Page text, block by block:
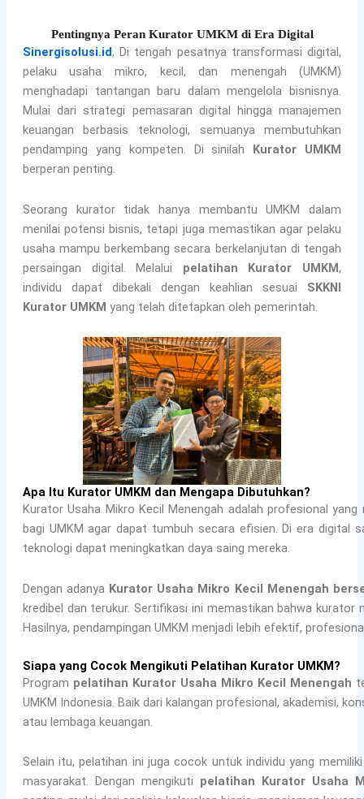
Pentingnya Peran Kurator UMKM di Era Digital
Sinergisolusi.id,Di tengah pesatnya transformasi digital,
pelaku usaha mikro, kecil, dan menengah (UMKM)
menghadapi tantangan baru dalam mengelola bisnisnya.
Mulai dari strategi pemasaran digital hingga manajemen
keuangan berbasis teknologi, semuanya membutuhkan
pendamping yang kompeten. Di sinilah Kurator UMKM
berperan penting.
Seorang kurator tidak hanya membantu UMKM dalam
menilai potensi bisnis, tetapi juga memastikan agar pelaku
usaha mampu berkembang secara berkelanjutan di tengah
persaingan digital. Melalui pelatihan Kurator UMKM,
individu dapat dibekali dengan keahlian sesuai SKKNI
Kurator UMKM yang telah ditetapkan oleh pemerintah.
Apa Itu Kurator UMKM dan Mengapa Dibutuhkan?
Kurator Usaha Mikro Kecil Menengah adalah profesional
bagi UMKM agar dapat tumbuh secara efisien. Di era digital
teknologi dapat meningkatkan daya saing mereka.
Dengan adanya Kurator Usaha Mikro Kecil Menengah
kredibel dan terukur. Sertifikasi ini memastikan bahwa kurator
Hasilnya, pendampingan UMKM menjadi lebih efektif,
Siapa yang Cocok Mengikuti Pelatihan Kurator UMKM?
Program pelatihan Kurator Usaha Mikro Kecil Menengah
UMKM Indonesia. Baik dari kalangan profesional, akademisi,
atau lembaga keuangan.
Selain itu, pelatihan ini juga cocok untuk individu yang
masyarakat. Dengan mengikuti pelatihan Kurator Usaha